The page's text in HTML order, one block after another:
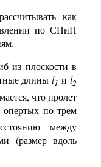
как
по СНиП
из плоскости в
длины l1 иl2
что пролет
опертых по трем
между
(размер вдоль